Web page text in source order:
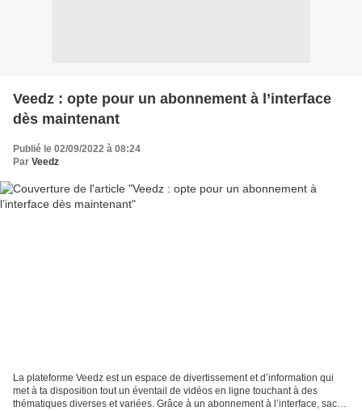
Veedz : opte pour un abonnement à l’interface
dès maintenant
Publié le 02/09/2022 à 08:24
Par Veedz
La plateforme Veedz est un espace de divertissement et d’information qui
met à ta disposition tout un éventail de vidéos en ligne touchant à des
thématiques diverses et variées. Grâce à un abonnement à l’interface, sache